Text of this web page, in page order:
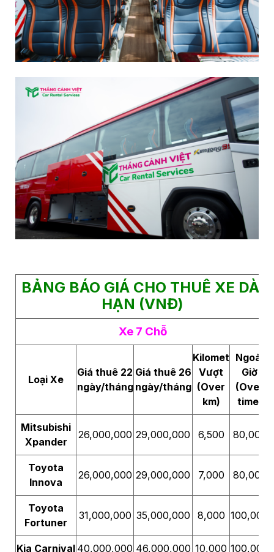
BẢNG BÁO GIÁ CHO THUÊ XE DÀI
HẠN (VNĐ)
Xe 7 Chỗ
Loại Xe
Giá thuê 22
ngày/tháng
Giá thuê 26
ngày/tháng
Kilomet
Vượt
(Over
km)
Ngoài
Giờ
(Over
time)
Mitsubishi
Xpander
26,000,000 29,000,000 6,500 80,000
Toyota
Innova
26,000,000 29,000,000 7,000 80,000
Toyota
Fortuner
31,000,000 35,000,000 8,000 100,000
Kia Carnival 40,000,000 46,000,000 10,000 100,000